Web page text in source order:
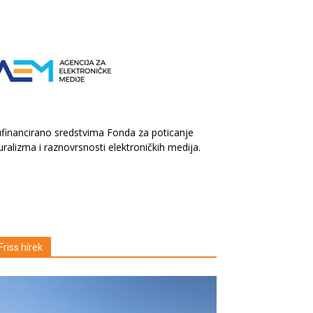
sredstvima Fonda za poticanje
i raznovrsnosti elektroničkih medija.
Friss hírek